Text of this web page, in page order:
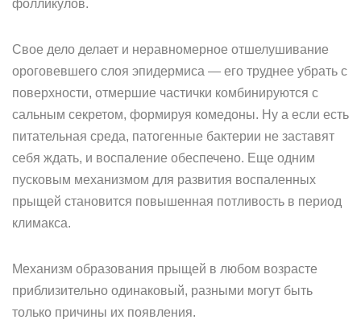
фолликулов.
Свое дело делает и неравномерное отшелушивание
ороговевшего слоя эпидермиса — его труднее убрать с
поверхности, отмершие частички комбинируются с
сальным секретом, формируя комедоны. Ну а если есть
питательная среда, патогенные бактерии не заставят
себя ждать, и воспаление обеспечено. Еще одним
пусковым механизмом для развития воспаленных
прыщей становится повышенная потливость в период
климакса.
Механизм образования прыщей в любом возрасте
приблизительно одинаковый, разными могут быть
только причины их появления.